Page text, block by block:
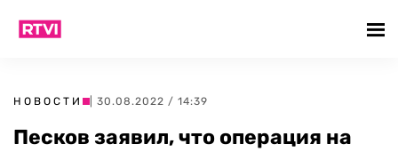
НОВОСТИ | 30.08.2022 / 14:39
Песков заявил, что операция на